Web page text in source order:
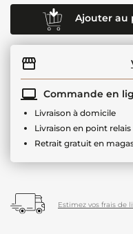
Ajouter au
Commande en
Livraison à domicile
Livraison en point relais
Retrait gratuit en
Estimez vos frais de